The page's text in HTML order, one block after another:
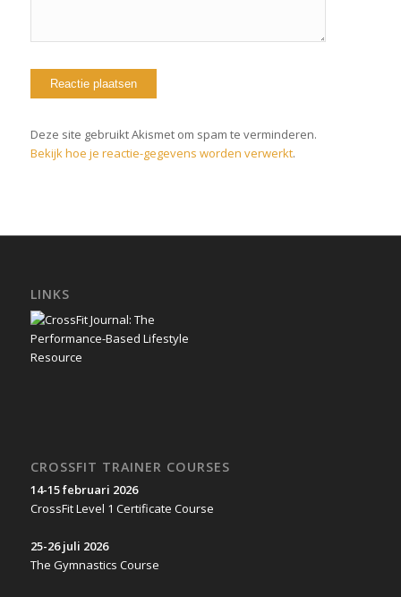
Deze site gebruikt Akismet om spam te verminderen.
Bekijk hoe je reactie-gegevens worden verwerkt.
LINKS
CROSSFIT TRAINER COURSES
14-15 februari 2026
CrossFit Level 1 Certificate Course
25-26 juli 2026
The Gymnastics Course